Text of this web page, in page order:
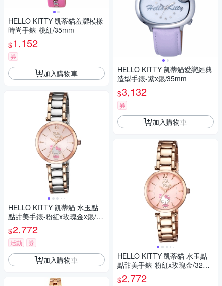
HELLO KITTY 凱蒂貓羞澀模樣
時尚手錶-桃紅/35mm
$1,152
券
加入購物車
HELLO KITTY 凱蒂貓 水玉點
點甜美手錶-粉紅x玫瑰金x銀/32
mm
$2,772
活動 券
加入購物車
HELLO KITTY 凱蒂貓愛戀經典
造型手錶-紫x銀/35mm
$3,132
券
加入購物車
HELLO KITTY 凱蒂貓 水玉點
點甜美手錶-粉紅x玫瑰金/32m
m
$2,772